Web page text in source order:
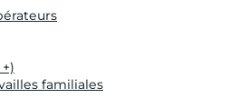
familiales